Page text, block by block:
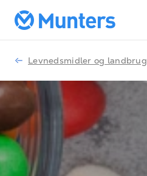
Levnedsmidler og landbrug